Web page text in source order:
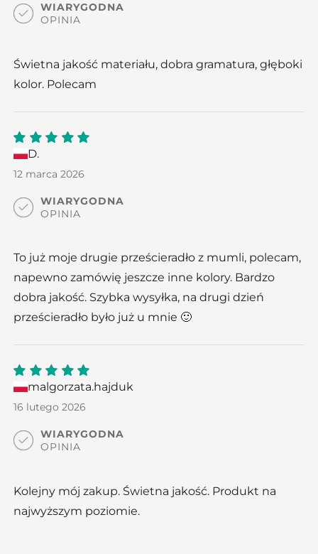
WIARYGODNA
OPINIA
Świetna jakość materiału, dobra gramatura, głęboki
kolor. Polecam
5out
of 5
D.
12 marca 2026
WIARYGODNA
OPINIA
To już moje drugie prześcieradło z mumli, polecam,
napewno zamówię jeszcze inne kolory. Bardzo
dobra jakość. Szybka wysyłka, na drugi dzień
prześcieradło było już u mnie 🙂
5out
of 5
malgorzata.hajduk
16 lutego 2026
WIARYGODNA
OPINIA
Kolejny mój zakup. Świetna jakość. Produkt na
najwyższym poziomie.